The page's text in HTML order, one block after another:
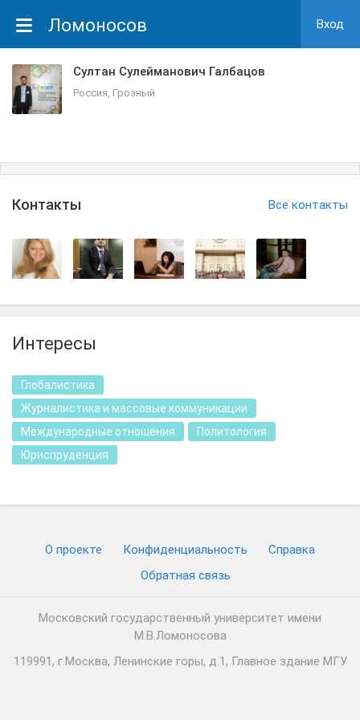
Ломоносов Вход
Султан Сулейманович Галбацов
Россия, Грозный
Контакты Все контакты
Интересы
Глобалистика
Журналистика и массовые коммуникации
Международные отношения
Политология
Юриспруденция
О проекте Конфиденциальность
Cправка
Обратная связь
Московский государственный университет имени
М.В.Ломоносова
119991, г.Москва, Ленинские горы, д.1, Главное здание МГУ